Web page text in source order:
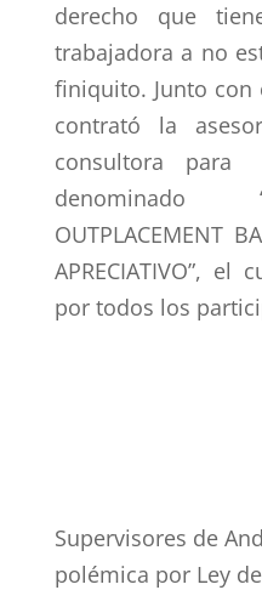
derecho que
trabajadora a no
finiquito. Junto con
contrató la
consultora
denominado
OUTPLACEMENT
APRECIATIVO”,
por todos los
Supervisores de
polémica por Ley